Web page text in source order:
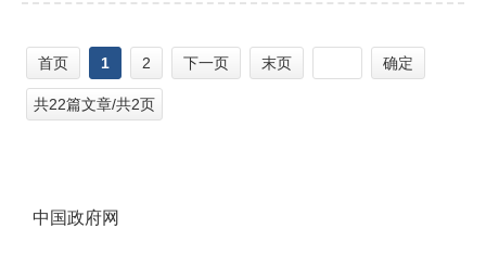
首页 1 2 下一页 末页 确定
共22篇文章/共2页
中国政府网